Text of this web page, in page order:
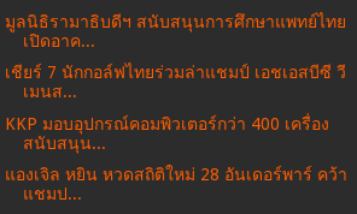
มูลนิธิรามาธิบดีฯ สนับสนุนการศึกษาแพทย์ไทย
เปิดอาค...
เชียร์ 7 นักกอล์ฟไทยร่วมล่าแชมป์ เอชเอสบีซี วี
เมนส...
KKP มอบอุปกรณ์คอมพิวเตอร์กว่า 400 เครื่อง
สนับสนุน...
แองเจิล หยิน หวดสถิติใหม่ 28 อันเดอร์พาร์ คว้า
แชมป...